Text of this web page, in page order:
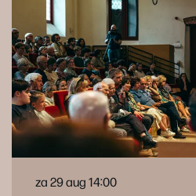
za 29 aug14:00